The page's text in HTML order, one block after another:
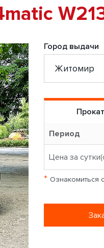
Город выдачи
Период
Цена за
* Ознакомиться с